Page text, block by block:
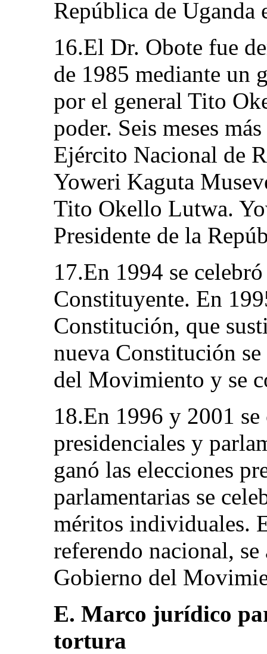
República de
16.El Dr. Obote fue
de 1985 mediante un
por el general Tito
poder. Seis meses
Ejército Nacional de
Yoweri Kaguta
Tito Okello Lutwa.
Presidente de la
17.En 1994 se
Constituyente. En
Constitución, que
nueva Constitución
del Movimiento y se
18.En 1996 y 2001
presidenciales y
ganó las elecciones
parlamentarias se
méritos individuales.
referendo nacional,
Gobierno del
E. Marco jurídico
tortura